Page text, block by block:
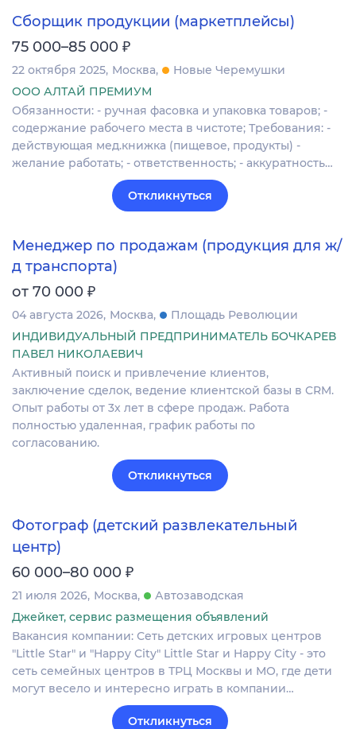
Сборщик продукции (маркетплейсы)
75 000–85 000 ₽
22 октября 2025 Москва
Новые Черемушки
ООО АЛТАЙ ПРЕМИУМ
Обязанности: - ручная фасовка и упаковка товаров; -
содержание рабочего места в чистоте; Требования: -
действующая мед.книжка (пищевое, продукты) -
желание работать; - ответственность; - аккуратность…
Откликнуться
Менеджер по продажам (продукция для ж/
д транспорта)
от 70 000 ₽
04 августа 2026 Москва
Площадь Революции
ИНДИВИДУАЛЬНЫЙ ПРЕДПРИНИМАТЕЛЬ БОЧКАРЕВ
ПАВЕЛ НИКОЛАЕВИЧ
Активный поиск и привлечение клиентов,
заключение сделок, ведение клиентской базы в CRM.
Опыт работы от 3х лет в сфере продаж. Работа
полностью удаленная, график работы по
согласованию.
Откликнуться
Фотограф (детский развлекательный
центр)
60 000–80 000 ₽
21 июля 2026 Москва
Автозаводская
Джейкет, сервис размещения объявлений
Вакансия компании: Сеть детских игровых центров
"Little Star" и "Happy City" Little Star и Happy City - это
сеть семейных центров в ТРЦ Москвы и МО, где дети
могут весело и интересно играть в компании…
Откликнуться